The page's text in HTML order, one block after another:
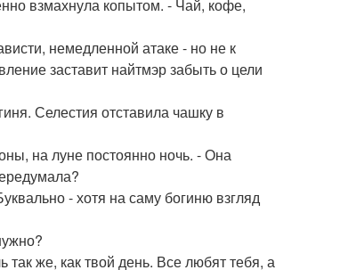
взмахнула копытом. - Чай, кофе,
немедленной атаке - но не к
заставит найтмэр забыть о цели
Селестия отставила чашку в
на луне постоянно ночь. - Она
- хотя на саму богиню взгляд
же, как твой день. Все любят тебя, а